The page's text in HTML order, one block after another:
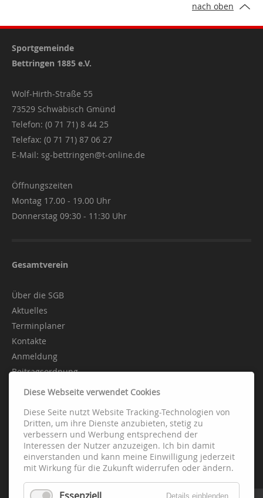
nach oben
Sportgemeinde
Bettringen 1885 e.V.
Wolf-Hirth-Straße 55
73529 Schwäbisch Gmünd
Telefon: (0 71 71) 8 44 25
Telefax: (0 71 71) 87 06 27
E-Mail: sg-bettringen@t-online.de
Öffnungszeiten
Montag 17.00 - 19.00 Uhr
Donnerstag 09:30 - 11:30 Uhr
Gesamtverein
Über die SGB
Aktuelles
Terminplaner
Kontakte
Anmeldung
Beitragsordnung
Abteilungen
Fussball
Handball
Leichtathletik
Diese Webseite verwendet Cookies
Diese Seite nutzt Website Tracking-Technologien von
Dritten, um ihre Dienste anzubieten, stetig zu
verbessern und Werbung entsprechend der
Interessen der Nutzer anzuzeigen. Ich bin damit
einverstanden und kann meine Einwilligung jederzeit
mit Wirkung für die Zukunft widerrufen oder ändern.
Details einblenden